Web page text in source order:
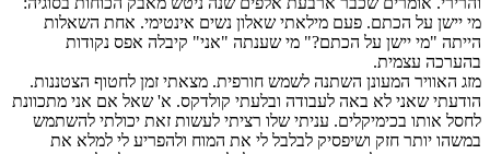
מי יישן על הכתם. פעם מילאתי שאלון נשים אינטימי. אחת השאלות
הייתה "מי יישן על הכתם?" מי שענתה "אני" קיבלה אפס נקודות
בהערכה עצמית.
מזג האוויר המעונן השתנה לשמש חורפית. מצאתי זמן לחטוף הצטננות.
הודעתי שאני לא באה לעבודה ובלעתי קולדקס. א' שאל אם אני מתכוונת
לחסל אותו בכימיקלים. עניתי שלו רציתי לעשות זאת יכולתי להשתמש
במשהו יותר חזק ושיפסיק לבלבל לי את המוח ולהפריע לי למלא את